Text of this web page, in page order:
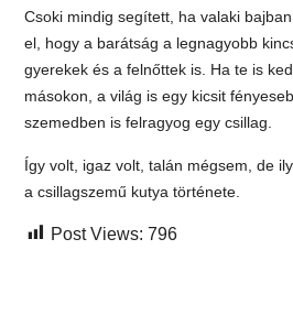
Csoki mindig segített, ha valaki
el, hogy a barátság a legnagyobb
gyerekek és a felnőttek is. Ha te is
másokon, a világ is egy kicsit
szemedben is felragyog egy csillag.
Így volt, igaz volt, talán mégsem, de
a csillagszemű kutya története.
Post Views: 796